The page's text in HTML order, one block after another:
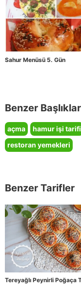
Sahur Menüsü 5. Gün
Benzer Başlıklar
açma hamur işi tarifi
restoran yemekleri
Benzer Tarifler
Tereyağlı Peynirli Poğaça